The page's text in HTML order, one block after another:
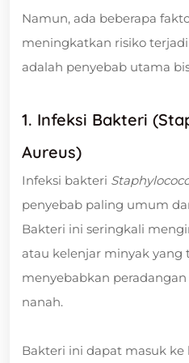
Namun, ada beberapa
meningkatkan risiko
adalah penyebab utama
1. Infeksi Bakteri
Aureus)
Infeksi bakteri
penyebab paling umum
Bakteri ini seringkali
atau kelenjar minyak yang
menyebabkan
nanah.
Bakteri ini dapat masuk